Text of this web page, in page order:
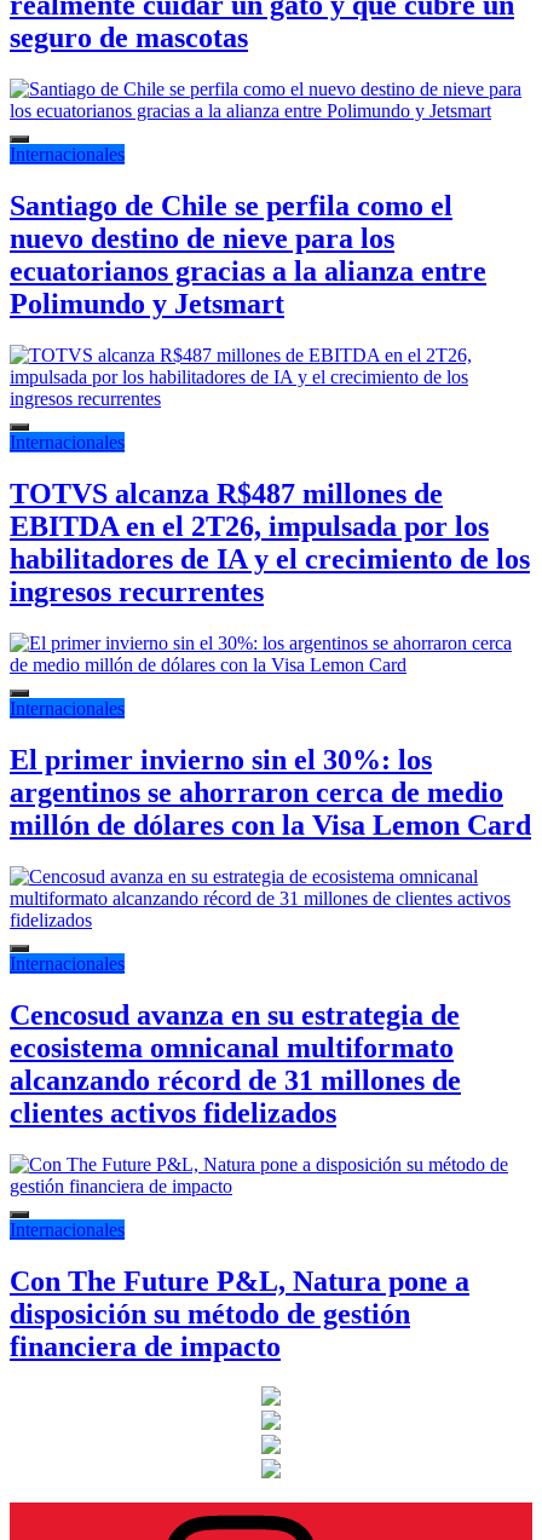
seguro de mascotas
Internacionales
Santiago de Chile se perfila como el
nuevo destino de nieve para los
ecuatorianos gracias a la alianza entre
Polimundo y Jetsmart
Internacionales
TOTVS alcanza R$487 millones de
EBITDA en el 2T26, impulsada por los
habilitadores de IA y el crecimiento de los
ingresos recurrentes
Internacionales
El primer invierno sin el 30%: los
argentinos se ahorraron cerca de medio
millón de dólares con la Visa Lemon Card
Internacionales
Cencosud avanza en su estrategia de
ecosistema omnicanal multiformato
alcanzando récord de 31 millones de
clientes activos fidelizados
Internacionales
Con The Future P&L, Natura pone a
disposición su método de gestión
financiera de impacto